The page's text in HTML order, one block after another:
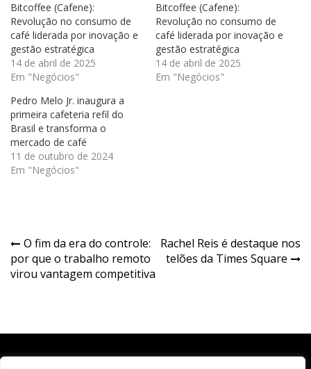
Bitcoffee (Cafene):
Revolução no consumo de
café liderada por inovação e
gestão estratégica
14 de abril de 2025
Em "Negócios"
Bitcoffee (Cafene):
Revolução no consumo de
café liderada por inovação e
gestão estratégica
14 de abril de 2025
Em "Negócios"
Pedro Melo Jr. inaugura a
primeira cafeteria refil do
Brasil e transforma o
mercado de café
11 de outubro de 2024
Em "Negócios"
Navegação
de
O fim da era do controle:
por que o trabalho remoto
virou vantagem competitiva
Rachel Reis é destaque nos
telões da Times Square